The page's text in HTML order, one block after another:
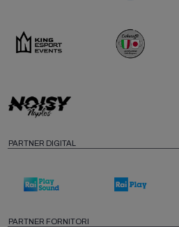
PARTNER DIGITAL
PARTNER FORNITORI